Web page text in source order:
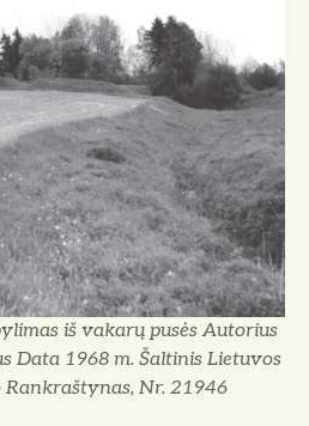
iš vakarų pusės Autorius
Data 1968 m. Šaltinis Lietuvos
Nr. 21946